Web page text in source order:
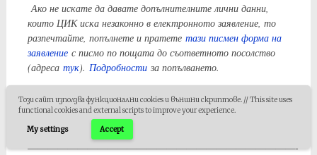
Този сайт използва функционални cookies и външни скриптове. // This site uses
functional cookies and external scripts to improve your experience.
My settings Accept
Ако не искате да давате допълнителните лични данни,
които ЦИК иска незаконно в електронното заявление, то
разпечтайте, попълнете и пратете тази писмен форма на
заявлениес писмо по пощата до съответното посолство
(адреса тук). Подробностиза попълването.
Това не значи, че няма да продължим да търсим сметка на
ЦИК за нарушенията на закона – жалбата остава в сила и
ще държим да бъде удовлетворена.
———————————————————————————-